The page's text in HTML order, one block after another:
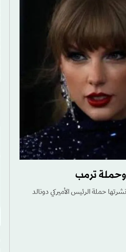
وحملة ترمب
حملة الرئيس الأميركي دونالد